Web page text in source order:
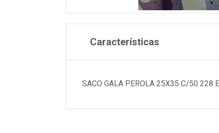
Características
SACO GALA PEROLA 25X35 C/50 228